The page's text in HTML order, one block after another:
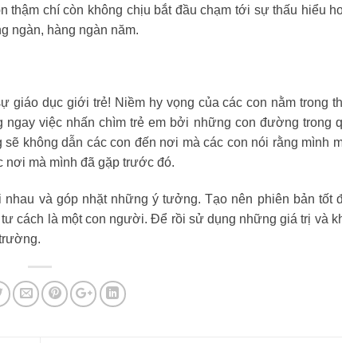
chí còn không chịu bắt đầu chạm tới sự thấu hiểu
ngàn, hàng ngàn năm.
giáo dục giới trẻ! Niềm hy vọng của các con nằm trong
việc nhấn chìm trẻ em bởi những con đường trong
không dẫn các con đến nơi mà các con nói rằng mình
nơi mà mình đã gặp trước đó.
và góp nhặt những ý tưởng. Tạo nên phiên bản tốt
cách là một con người. Để rồi sử dụng những giá trị và